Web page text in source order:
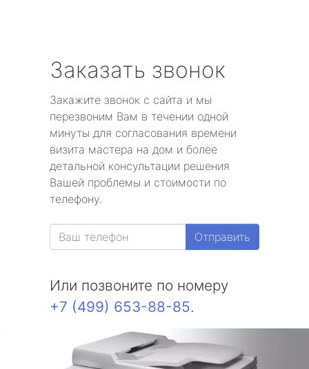
Заказать звонок
Закажите звонок с сайта и мы
перезвоним Вам в течении одной
минуты для согласования времени
визита мастера на дом и более
детальной консультации решения
Вашей проблемы и стоимости по
телефону.
Отправить
Или позвоните по номеру
+7 (499) 653-88-85.